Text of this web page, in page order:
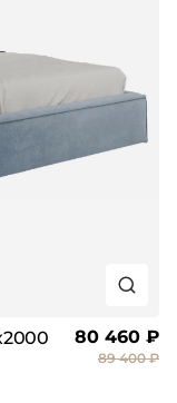
80 460 ₽
89 400 ₽